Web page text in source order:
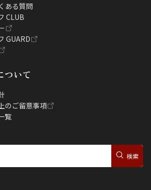
ある質問
CLUB
GUARD
ついて
のご留意事項
覧